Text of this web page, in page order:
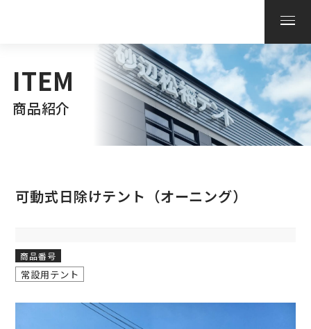
ITEM
商品紹介
可動式日除けテント（オーニング）
商品番号
常設用テント